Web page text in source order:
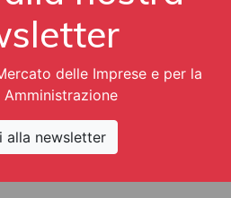
delle Imprese e per la
Amministrazione
alla newsletter